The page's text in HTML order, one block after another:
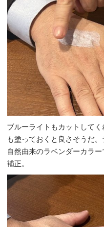
ブルーライトもカットして
も塗っておくと良さそうだ
自然由来のラベンダーカラ
補正。